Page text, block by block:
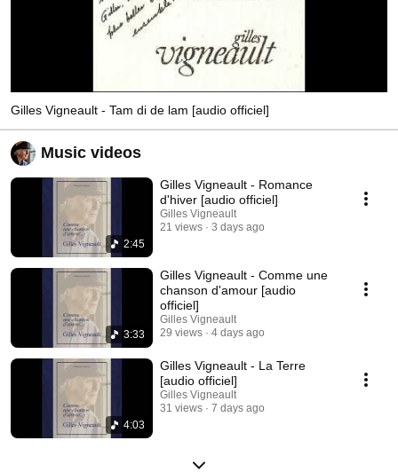
Gilles Vigneault - Tam di de lam [audio officiel]
Music videos
2:45
Gilles Vigneault - Romance
d'hiver [audio officiel]
Gilles Vigneault
21 views
3 days ago
3:33
Gilles Vigneault - Comme une
chanson d'amour [audio
officiel]
Gilles Vigneault
29 views
4 days ago
4:03
Gilles Vigneault - La Terre
[audio officiel]
Gilles Vigneault
31 views
7 days ago